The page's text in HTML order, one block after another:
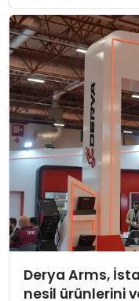
Derya Arms,
nesil ürünlerini